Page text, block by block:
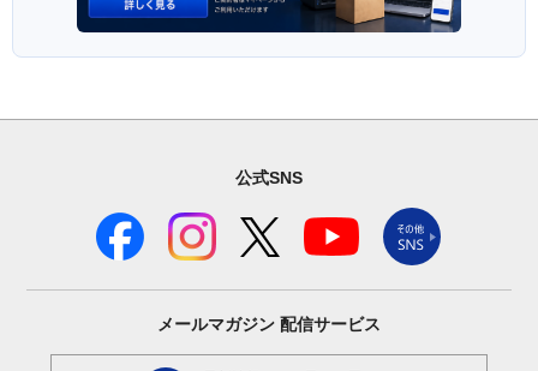
公式SNS
メールマガジン 配信サービス